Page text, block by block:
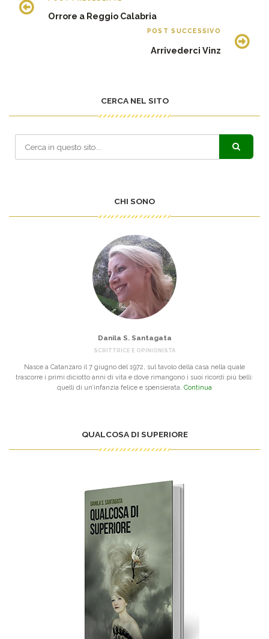
Orrore a Reggio Calabria
POST SUCCESSIVO
Arrivederci Vinz
CERCA NEL SITO
CHI SONO
Danila S. Santagata
SCRITTRICE E OPINIONISTA
Nasce a Catanzaro il 7 giugno del 1972, sul tavolo della casa nella quale
trascorre i primi diciotto anni di vita e dove rimangono i suoi ricordi più belli:
quelli di un’infanzia felice e spensierata. Continua
QUALCOSA DI SUPERIORE